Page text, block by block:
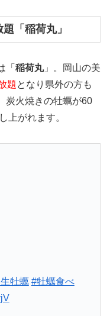
「稲荷丸」
「 稲荷丸」。岡山の美
題となり県外の方も
炭火焼きの牡蠣が60
上がれます。
牡蠣 #牡蠣食べ